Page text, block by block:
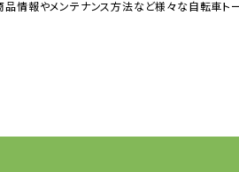
品情報やメンテナンス方法など様々な自転車トー